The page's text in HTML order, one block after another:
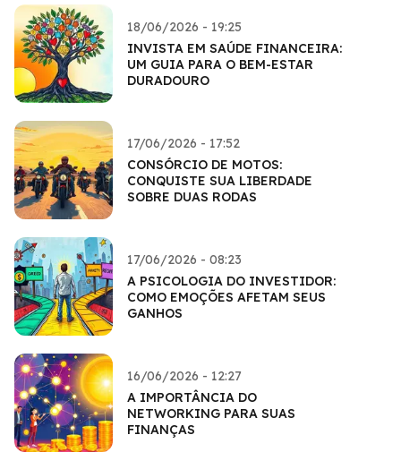
18/06/2026 - 19:25
INVISTA EM SAÚDE FINANCEIRA:
UM GUIA PARA O BEM-ESTAR
DURADOURO
17/06/2026 - 17:52
CONSÓRCIO DE MOTOS:
CONQUISTE SUA LIBERDADE
SOBRE DUAS RODAS
17/06/2026 - 08:23
A PSICOLOGIA DO INVESTIDOR:
COMO EMOÇÕES AFETAM SEUS
GANHOS
16/06/2026 - 12:27
A IMPORTÂNCIA DO
NETWORKING PARA SUAS
FINANÇAS